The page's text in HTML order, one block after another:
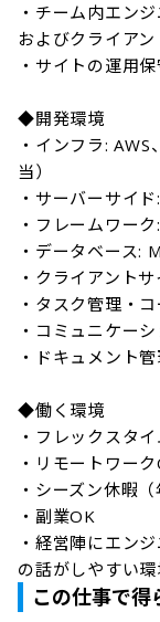
・チーム内エン
およびクライア
・サイトの運用
◆開発環境
・インフラ:
当）
・サーバーサイ
・フレームワー
・データベース:
・クライアント
・タスク管理・
・コミュニケー
・ドキュメント
◆働く環境
・フレックスタ
・リモートワー
・シーズン休暇
・副業OK
・経営陣にエン
の話がしやすい環
この仕事で得